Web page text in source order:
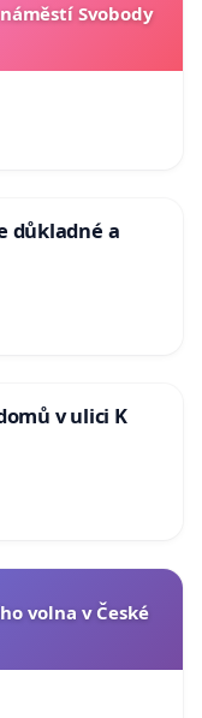
Svobody
důkladné a
v ulici K
volna v České